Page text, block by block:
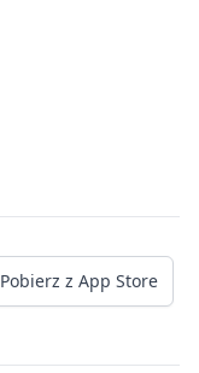
Pobierz z App Store